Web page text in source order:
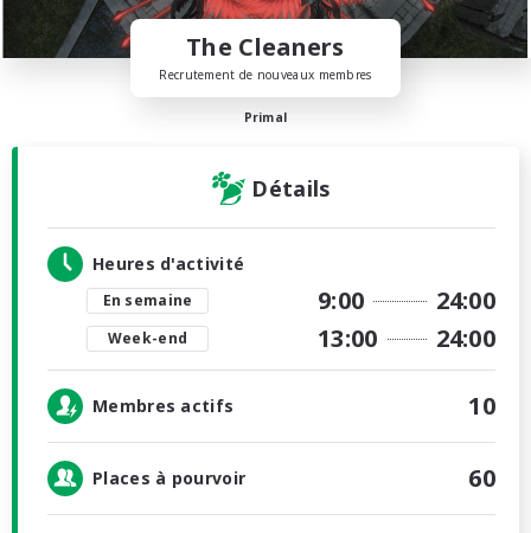
The Cleaners
Recrutement de nouveaux membres
Primal
Détails
Heures d'activité
En semaine 9:00 24:00
Week-end 13:00 24:00
Membres actifs 10
Places à pourvoir 60